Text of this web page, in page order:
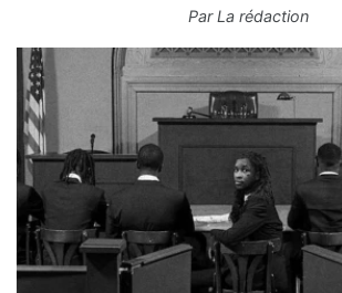
ParLa rédaction